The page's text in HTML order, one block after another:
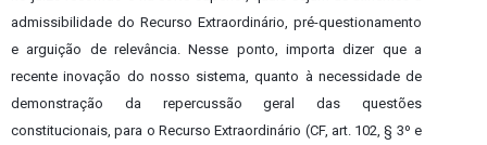
admissibilidade do Recurso Extraordinário, pré-questionamento
e arguição de relevância. Nesse ponto, importa dizer que a
recente inovação do nosso sistema, quanto à necessidade de
demonstração da repercussão geral das questões
constitucionais, para o Recurso Extraordinário (CF, art. 102, § 3º e